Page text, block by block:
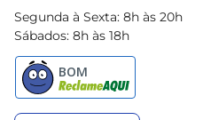
Segunda à Sexta: 8h às 20h
Sábados: 8h às 18h